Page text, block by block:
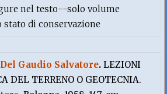
nel testo--solo volume
di conservazione
Del Gaudio Salvatore.LEZIONI
DEL TERRENO O GEOTECNIA.